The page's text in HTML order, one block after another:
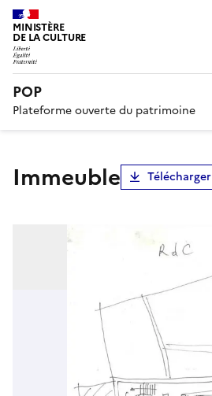
MINISTÈRE
DE LA CULTURE
POP
Plateforme ouverte du patrimoine
immeuble Télécharger